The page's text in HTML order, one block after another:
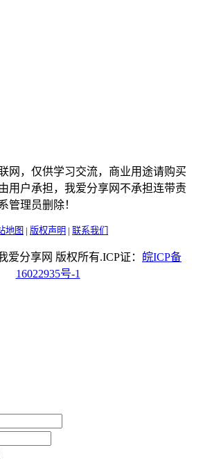
网，仅供学习交流，商业用途请购买
用户承担，我爱分享网不承担连带责
管理员删除！
地图 | 版权声明 | 联系我们
爱分享网 版权所有.ICP证： 皖ICP备
16022935号-1